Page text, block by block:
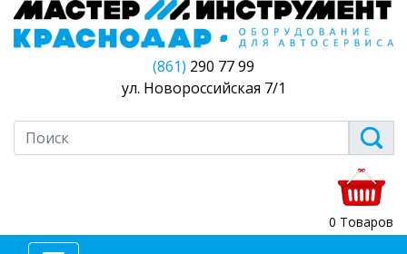
(861) 290 77 99
ул. Новороссийская 7/1
0 Товаров